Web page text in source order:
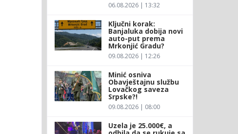
06.08.2026 | 13:32
Ključni korak:
Banjaluka dobija novi
auto-put prema
Mrkonjić Gradu?
09.08.2026 | 12:26
Minić osniva
Obavještajnu službu
Lovačkog saveza
Srpske?!
09.08.2026 | 08:00
Uzela je 25.000€, a